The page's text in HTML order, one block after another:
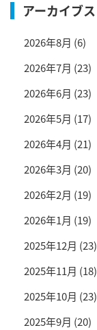
アーカイブス
2026年8月 (6)
2026年7月 (23)
2026年6月 (23)
2026年5月 (17)
2026年4月 (21)
2026年3月 (20)
2026年2月 (19)
2026年1月 (19)
2025年12月 (23)
2025年11月 (18)
2025年10月 (23)
2025年9月 (20)